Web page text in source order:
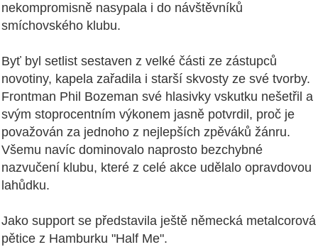
nekompromisně nasypala i do návštěvníků
smíchovského klubu.
Byť byl setlist sestaven z velké části ze zástupců
novotiny, kapela zařadila i starší skvosty ze své tvorby.
Frontman Phil Bozeman své hlasivky vskutku nešetřil a
svým stoprocentním výkonem jasně potvrdil, proč je
považován za jednoho z nejlepších zpěváků žánru.
Všemu navíc dominovalo naprosto bezchybné
nazvučení klubu, které z celé akce udělalo opravdovou
lahůdku.
Jako support se představila ještě německá metalcorová
pětice z Hamburku "Half Me".